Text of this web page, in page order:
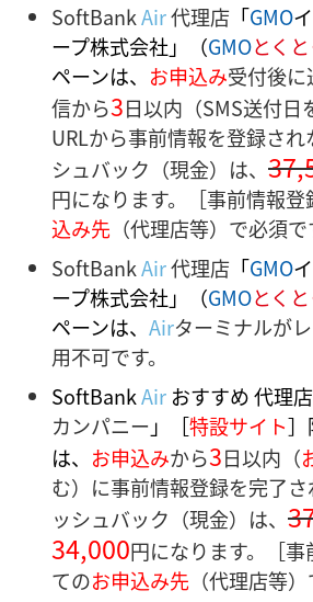
SoftBankAir代理店 「GMO
ープ株式会社」（GMOとくと
ペーンは、 お申込み受付後に
信から3日以内（SMS送付日
URLから事前情報を登録さ
シュバック（現金）は、
円になります。［事前情報
込み先 （代理店等）で必須で
SoftBankAir代理店 「GMO
ープ株式会社」（GMOとくと
ペーンは、 Airターミナルが
用不可です。
SoftBankAir おすすめ 代理
カンパニー 」［特設サイト］
は、 お申込みから3日以内（
む）に事前情報登録を完了
ッシュバック（現金）は、
34,000円になります。［
てのお申込み先 （代理店等